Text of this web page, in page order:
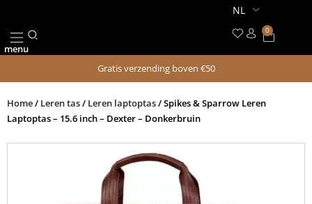
de
inhoud
menu
0
Gratis verzending boven €50
Home/ Leren tas/ Leren laptoptas/ Spikes & Sparrow Leren
Laptoptas – 15.6 inch – Dexter – Donkerbruin